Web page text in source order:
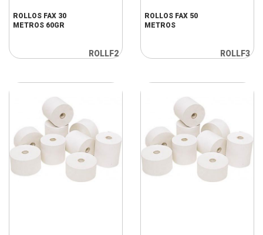
ROLLOS FAX 30
METROS 60GR
ROLLF2
ROLLOS FAX 50
METROS
ROLLF3